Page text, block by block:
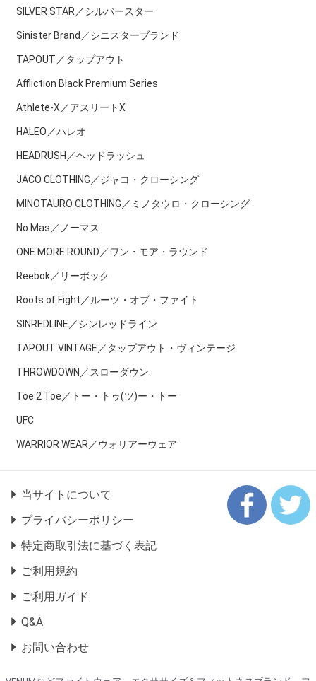
SILVER STAR／シルバースター
Sinister Brand／シニスターブランド
TAPOUT／タップアウト
Affliction Black Premium Series
Athlete-X／アスリートX
HALEO／ハレオ
HEADRUSH／ヘッドラッシュ
JACO CLOTHING／ジャコ・クローシング
MINOTAURO CLOTHING／ミノタウロ・クローシング
No Mas／ノーマス
ONE MORE ROUND／ワン・モア・ラウンド
Reebok／リーボック
Roots of Fight／ルーツ・オブ・ファイト
SINREDLINE／シンレッドライン
TAPOUT VINTAGE／タップアウト・ヴィンテージ
THROWDOWN／スローダウン
Toe 2 Toe／トー・トゥ(ツ)ー・トー
UFC
WARRIOR WEAR／ウォリアーウェア
当サイトについて
プライバシーポリシー
特定商取引法に基づく表記
ご利用規約
ご利用ガイド
Q&A
お問い合わせ